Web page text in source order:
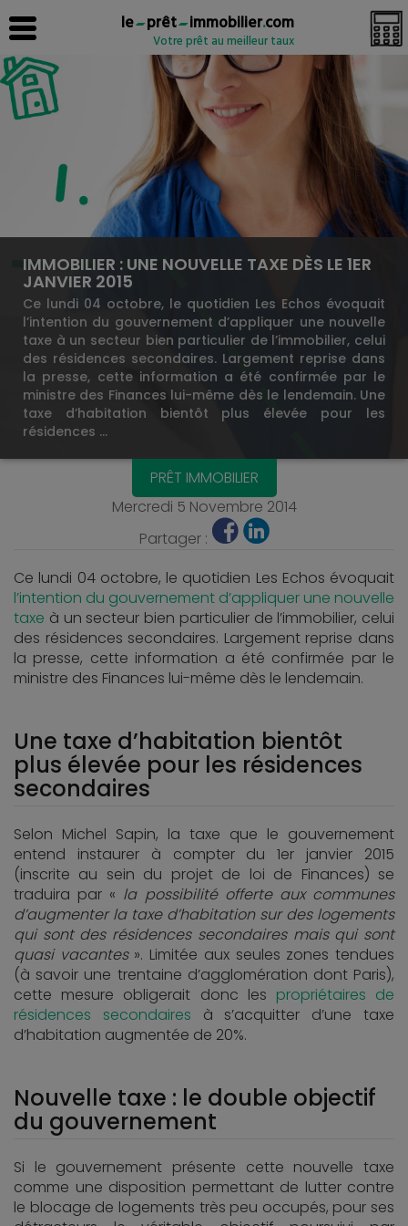
le prêt immobilier.com
Votre prêt au meilleur taux
IMMOBILIER : UNE NOUVELLE TAXE DÈS LE 1ER
JANVIER 2015
Ce lundi 04 octobre, le quotidien Les Echos évoquait
l’intention du gouvernement d’appliquer une nouvelle
taxe à un secteur bien particulier de l’immobilier, celui
des résidences secondaires. Largement reprise dans
la presse, cette information a été confirmée par le
ministre des Finances lui-même dès le lendemain. Une
taxe d’habitation bientôt plus élevée pour les
résidences …
PRÊT IMMOBILIER
Mercredi 5 Novembre 2014
Partager :
Ce lundi 04 octobre, le quotidien Les Echos évoquait
l’intention du gouvernement d’appliquer une nouvelle
taxe à un secteur bien particulier de l’immobilier, celui
des résidences secondaires. Largement reprise dans
la presse, cette information a été confirmée par le
ministre des Finances lui-même dès le lendemain.
Une taxe d’habitation bientôt
plus élevée pour les résidences
secondaires
Selon Michel Sapin, la taxe que le gouvernement
entend instaurer à compter du 1er janvier 2015
(inscrite au sein du projet de loi de Finances) se
traduira par « la possibilité offerte aux communes
d’augmenter la taxe d’habitation sur des logements
qui sont des résidences secondaires mais qui sont
quasi vacantes». Limitée aux seules zones tendues
(à savoir une trentaine d’agglomération dont Paris),
cette mesure obligerait donc les propriétaires de
résidences secondaires à s’acquitter d’une taxe
d’habitation augmentée de 20%.
Nouvelle taxe : le double objectif
du gouvernement
Si le gouvernement présente cette nouvelle taxe
comme une disposition permettant de lutter contre
le blocage de logements très peu occupés, pour ses